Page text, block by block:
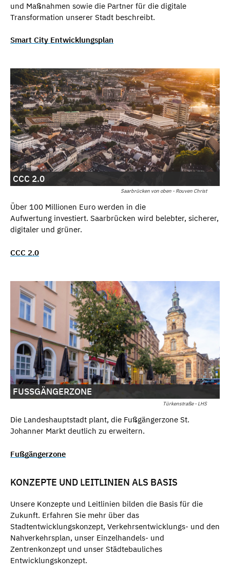
und Maßnahmen sowie die Partner für die digitale
Transformation unserer Stadt beschreibt.
Smart City Entwicklungsplan
Saarbrücken von oben - Rouven Christ
CCC 2.0
Über 100 Millionen Euro werden in die
Aufwertung investiert. Saarbrücken wird belebter, sicherer,
digitaler und grüner.
CCC 2.0
Türkenstraße - LHS
FUSSGÄNGERZONE
Die Landeshauptstadt plant, die Fußgängerzone St.
Johanner Markt deutlich zu erweitern.
Fußgängerzone
KONZEPTE UND LEITLINIEN ALS BASIS
Unsere Konzepte und Leitlinien bilden die Basis für die
Zukunft. Erfahren Sie mehr über das
Stadtentwicklungskonzept, Verkehrsentwicklungs- und den
Nahverkehrsplan, unser Einzelhandels- und
Zentrenkonzept und unser Städtebauliches
Entwicklungskonzept.